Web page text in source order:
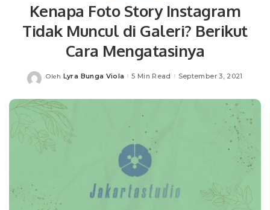
Kenapa Foto Story Instagram
Tidak Muncul di Galeri? Berikut
Cara Mengatasinya
Posted
Oleh Lyra Bunga Viola 5 Min Read September 3, 2021